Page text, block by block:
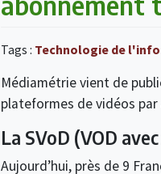
Tags : Technologie de
Médiamétrie vient de
plateformes de vidéos
La SVoD (VOD
Aujourd’hui, près de 9